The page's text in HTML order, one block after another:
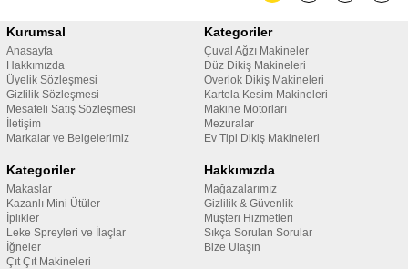
Kurumsal
Anasayfa
Hakkımızda
Üyelik Sözleşmesi
Gizlilik Sözleşmesi
Mesafeli Satış Sözleşmesi
İletişim
Markalar ve Belgelerimiz
Kategoriler
Çuval Ağzı Makineler
Düz Dikiş Makineleri
Overlok Dikiş Makineleri
Kartela Kesim Makineleri
Makine Motorları
Mezuralar
Ev Tipi Dikiş Makineleri
Kategoriler
Makaslar
Kazanlı Mini Ütüler
İplikler
Leke Spreyleri ve İlaçlar
İğneler
Çıt Çıt Makineleri
Hakkımızda
Mağazalarımız
Gizlilik & Güvenlik
Müşteri Hizmetleri
Sıkça Sorulan Sorular
Bize Ulaşın